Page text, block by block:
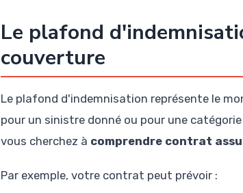
Le plafond
couverture
Le plafond d'indemnisation représente le
pour un sinistre donné ou pour une
vous cherchez à comprendre contrat
Par exemple, votre contrat peut prévoir :